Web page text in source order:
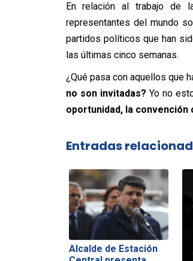
En relación al trabajo de
representantes del mundo
partidos políticos que han
las últimas cinco semanas.
¿Qué pasa con aquellos que
no son invitadas? Yo no
oportunidad, la
Entradas
Alcalde de Estación